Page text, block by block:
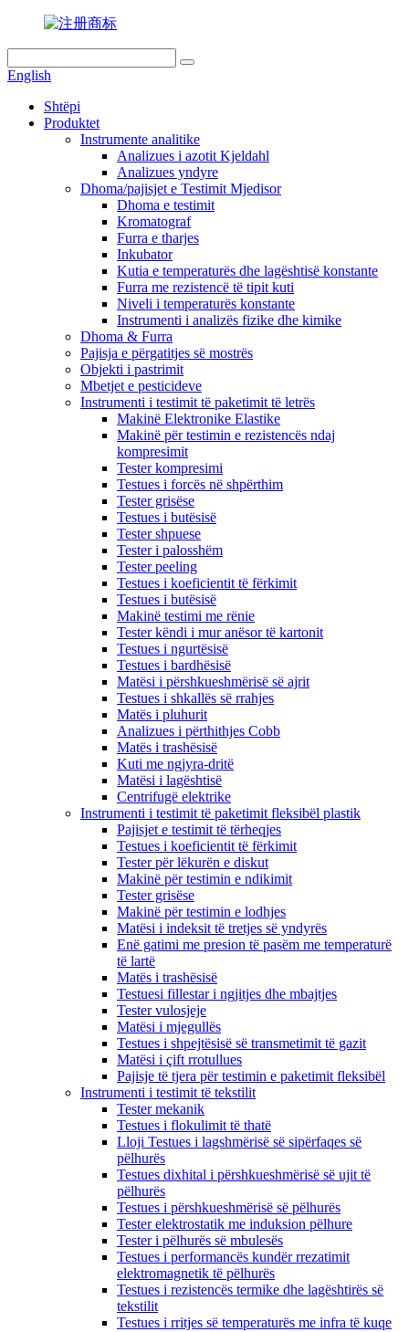
English
Shtëpi
Produktet
Instrumente analitike
Analizues i azotit Kjeldahl
Analizues yndyre
Dhoma/pajisjet e Testimit Mjedisor
Dhoma e testimit
Kromatograf
Furra e tharjes
Inkubator
Kutia e temperaturës dhe lagështisë konstante
Furra me rezistencë të tipit kuti
Niveli i temperaturës konstante
Instrumenti i analizës fizike dhe kimike
Dhoma & Furra
Pajisja e përgatitjes së mostrës
Objekti i pastrimit
Mbetjet e pesticideve
Instrumenti i testimit të paketimit të letrës
Makinë Elektronike Elastike
Makinë për testimin e rezistencës ndaj
kompresimit
Tester kompresimi
Testues i forcës në shpërthim
Tester grisëse
Testues i butësisë
Tester shpuese
Tester i palosshëm
Tester peeling
Testues i koeficientit të fërkimit
Testues i butësisë
Makinë testimi me rënie
Tester këndi i mur anësor të kartonit
Testues i ngurtësisë
Testues i bardhësisë
Matësi i përshkueshmërisë së ajrit
Testues i shkallës së rrahjes
Matës i pluhurit
Analizues i përthithjes Cobb
Matës i trashësisë
Kuti me ngjyra-dritë
Matësi i lagështisë
Centrifugë elektrike
Instrumenti i testimit të paketimit fleksibël plastik
Pajisjet e testimit të tërheqjes
Testues i koeficientit të fërkimit
Tester për lëkurën e diskut
Makinë për testimin e ndikimit
Tester grisëse
Makinë për testimin e lodhjes
Matësi i indeksit të tretjes së yndyrës
Enë gatimi me presion të pasëm me temperaturë
të lartë
Matës i trashësisë
Testuesi fillestar i ngjitjes dhe mbajtjes
Tester vulosjeje
Matësi i mjegullës
Testues i shpejtësisë së transmetimit të gazit
Matësi i çift rrotullues
Pajisje të tjera për testimin e paketimit fleksibël
Instrumenti i testimit të tekstilit
Tester mekanik
Testues i flokulimit të thatë
Lloji Testues i lagshmërisë së sipërfaqes së
pëlhurës
Testues dixhital i përshkueshmërisë së ujit të
pëlhurës
Testues i përshkueshmërisë së pëlhurës
Tester elektrostatik me induksion pëlhure
Tester i pëlhurës së mbulesës
Testues i performancës kundër rrezatimit
elektromagnetik të pëlhurës
Testues i rezistencës termike dhe lagështirës së
tekstilit
Testues i rritjes së temperaturës me infra të kuqe